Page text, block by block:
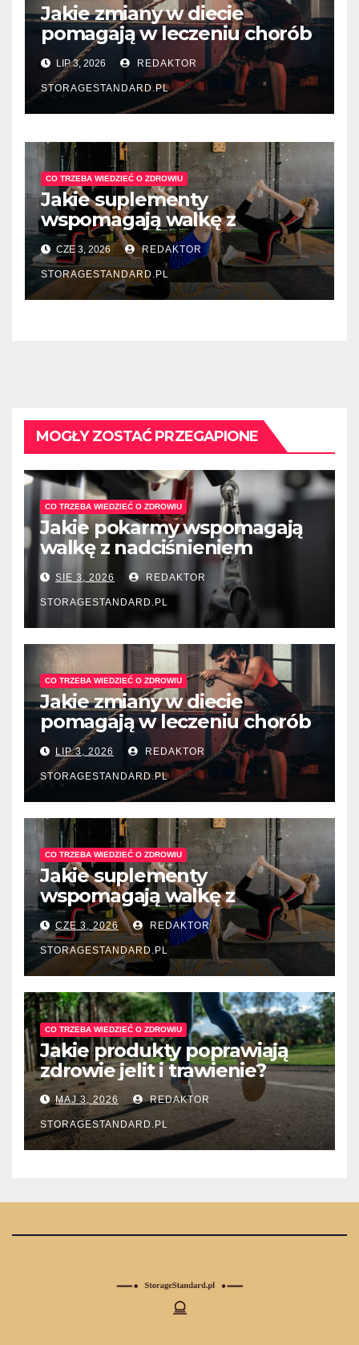
Jakie zmiany w diecie
pomagają w leczeniu chorób
układu pokarmowego?
LIP 3, 2026 REDAKTOR
STORAGESTANDARD.PL
CO TRZEBA WIEDZIEĆ O ZDROWIU
Jakie suplementy
wspomagają walkę z
depresją sezonową?
CZE 3, 2026 REDAKTOR
STORAGESTANDARD.PL
MOGŁY ZOSTAĆ PRZEGAPIONE
CO TRZEBA WIEDZIEĆ O ZDROWIU
Jakie pokarmy wspomagają
walkę z nadciśnieniem
tętniczym?
SIE 3, 2026 REDAKTOR
STORAGESTANDARD.PL
CO TRZEBA WIEDZIEĆ O ZDROWIU
Jakie zmiany w diecie
pomagają w leczeniu chorób
układu pokarmowego?
LIP 3, 2026 REDAKTOR
STORAGESTANDARD.PL
CO TRZEBA WIEDZIEĆ O ZDROWIU
Jakie suplementy
wspomagają walkę z
depresją sezonową?
CZE 3, 2026 REDAKTOR
STORAGESTANDARD.PL
CO TRZEBA WIEDZIEĆ O ZDROWIU
Jakie produkty poprawiają
zdrowie jelit i trawienie?
MAJ 3, 2026 REDAKTOR
STORAGESTANDARD.PL